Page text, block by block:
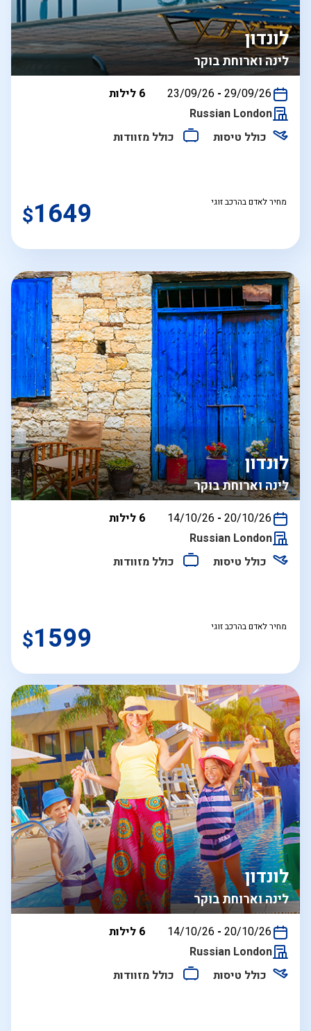
לינה וארוחת בוקר
לונדון
בין
23/09/26 - 29/09/26
6 לילות
Russian London
כולל טיסות
כולל מזוודות
מחיר לאדם בהרכב זוגי $1649
לינה וארוחת בוקר
לונדון
בין
14/10/26 - 20/10/26
6 לילות
Russian London
כולל טיסות
כולל מזוודות
מחיר לאדם בהרכב זוגי $1599
לינה וארוחת בוקר
לונדון
בין
14/10/26 - 20/10/26
6 לילות
Russian London
כולל טיסות
כולל מזוודות